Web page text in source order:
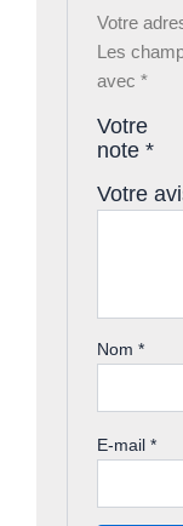
Votre
Les
avec*
Votre
note*
Votre
Nom*
E-mail*